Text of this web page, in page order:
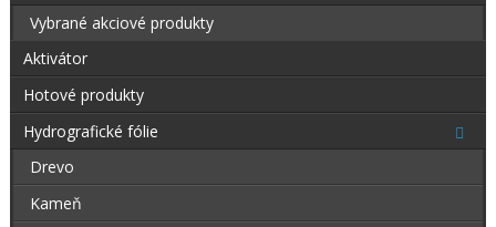
Vybrané akciové produkty
Aktivátor
Hotové produkty
Hydrografické fólie
Drevo
Kameň